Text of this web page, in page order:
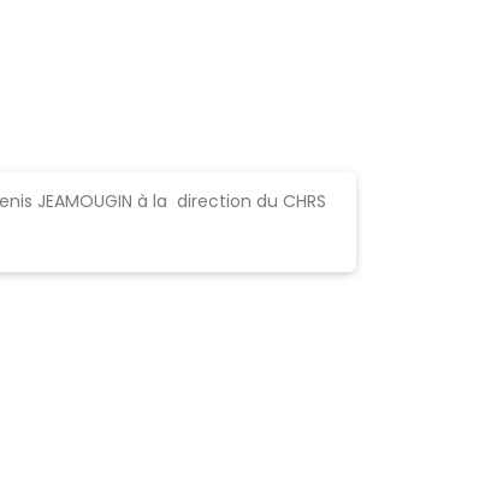
JEAMOUGIN à la direction du CHRS